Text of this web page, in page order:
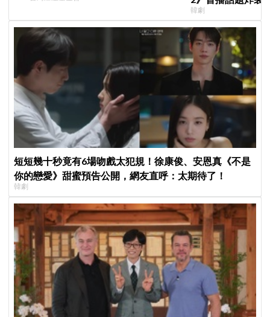
季找我，我就拍
韓劇
短短幾十秒竟有6場吻戲太犯規！徐康俊、安恩真《不是
你的戀愛》甜蜜預告公開，網友直呼：太期待了！
韓劇